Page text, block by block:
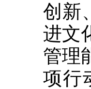
创新
进文
管理
项行